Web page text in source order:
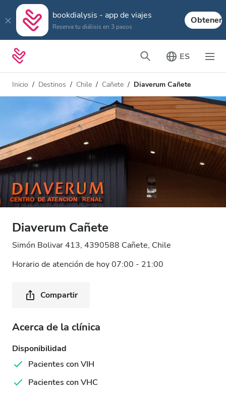
bookdialysis - app de viajes
Reserva tu diálisis en 3 pasos
Obtener
ES
Inicio Destinos Chile Cañete Diaverum Cañete
Diaverum Cañete
Simón Bolivar 413, 4390588 Cañete, Chile
Horario de atención de hoy 07:00 - 21:00
Compartir
Acerca de la clínica
Disponibilidad
Pacientes con VIH
Pacientes con VHC